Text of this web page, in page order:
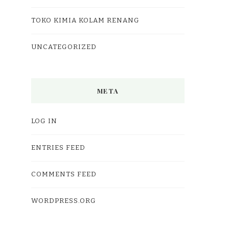
TOKO KIMIA KOLAM RENANG
UNCATEGORIZED
META
LOG IN
ENTRIES FEED
COMMENTS FEED
WORDPRESS.ORG